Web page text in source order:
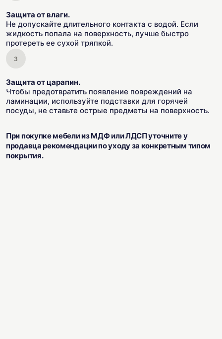
Защита от влаги.
Не допускайте длительного контакта с водой. Если
жидкость попала на поверхность, лучше быстро
протереть ее сухой тряпкой.
Защита от царапин.
Чтобы предотвратить появление повреждений на
ламинации, используйте подставки для горячей
посуды, не ставьте острые предметы на поверхность.
При покупке мебели из МДФ или ЛДСП уточните у
продавца рекомендации по уходу за конкретным типом
покрытия.